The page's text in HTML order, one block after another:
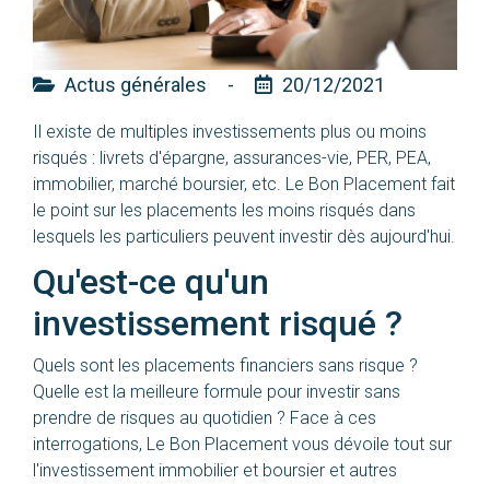
Actus générales - 20/12/2021
Il existe de multiples investissements plus ou moins
risqués : livrets d'épargne, assurances-vie, PER, PEA,
immobilier, marché boursier, etc. Le Bon Placement fait
le point sur les placements les moins risqués dans
lesquels les particuliers peuvent investir dès aujourd'hui.
Qu'est-ce qu'un
investissement risqué ?
Quels sont les placements financiers sans risque ?
Quelle est la meilleure formule pour investir sans
prendre de risques au quotidien ? Face à ces
interrogations, Le Bon Placement vous dévoile tout sur
l'investissement immobilier et boursier et autres